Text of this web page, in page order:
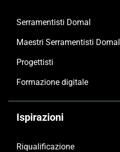
Serramentisti Domal
Maestri Serramentisti Domal
Progettisti
Formazione digitale
Ispirazioni
Riqualificazione